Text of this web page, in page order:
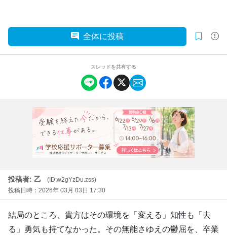
全体に投稿
スレッドを共有する
投稿者: 乙
(ID:w2gYzDu.zss)
投稿日時：2026年 03月 03日 17:30
結局のところ、貴方はその環境を「変える」知性も「去
る」勇気も持てなかった。その無能さゆえの鬱屈を、卒業